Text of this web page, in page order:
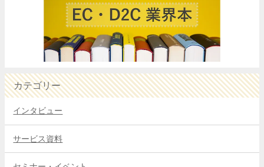
カテゴリー
インタビュー
サービス資料